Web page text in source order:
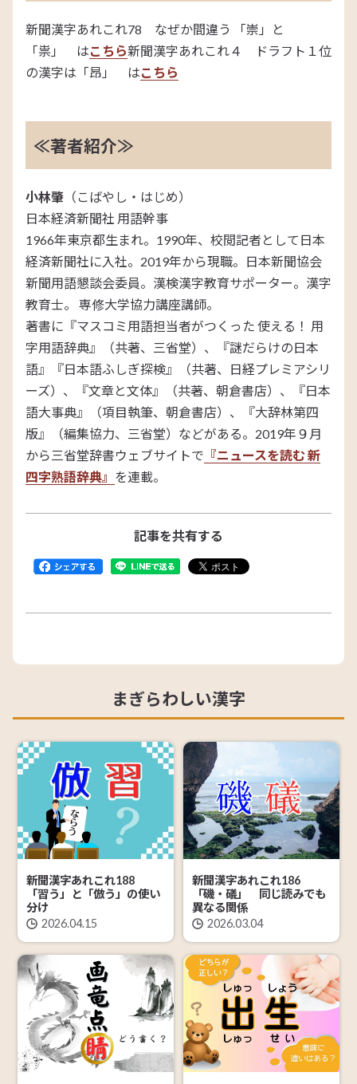
新聞漢字あれこれ78 なぜか間違う 「崇」と
「祟」 はこちら新聞漢字あれこれ４ ドラフト１位
の漢字は「昂」 はこちら
≪著者紹介≫
小林肇（こばやし・はじめ）
日本経済新聞社 用語幹事
1966年東京都生まれ。1990年、校閲記者として日本
経済新聞社に入社。2019年から現職。日本新聞協会
新聞用語懇談会委員。漢検漢字教育サポーター。漢字
教育士。 専修大学協力講座講師。
著書に『マスコミ用語担当者がつくった 使える！ 用
字用語辞典』（共著、三省堂）、『謎だらけの日本
語』『日本語ふしぎ探検』（共著、日経プレミアシリ
ーズ）、『文章と文体』（共著、朝倉書店）、『日本
語大事典』（項目執筆、朝倉書店）、『大辞林第四
版』（編集協力、三省堂）などがある。2019年９月
から三省堂辞書ウェブサイトで 『ニュースを読む 新
四字熟語辞典』
を連載。
記事を共有する
まぎらわしい漢字
新聞漢字あれこれ188
「習う」と「倣う」の使い
分け
2026.04.15
新聞漢字あれこれ186
「磯・礒」 同じ読みでも
異なる関係
2026.03.04